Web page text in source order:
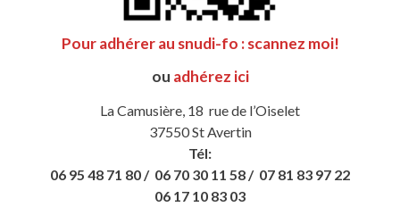
Pour adhérer au snudi-fo : scannez moi!
ou adhérez ici
La Camusière, 18 rue de l’Oiselet
37550 St Avertin
Tél:
06 95 48 71 80 / 06 70 30 11 58 / 07 81 83 97 22
06 17 10 83 03